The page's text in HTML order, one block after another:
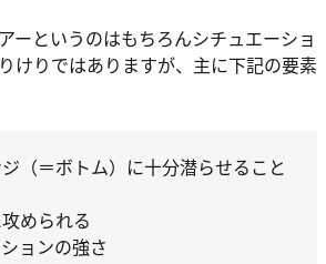
ーというのはもちろんシチュエーショ
けりではありますが、主に下記の要素
（＝ボトム）に十分潜らせること
められる
ョンの強さ